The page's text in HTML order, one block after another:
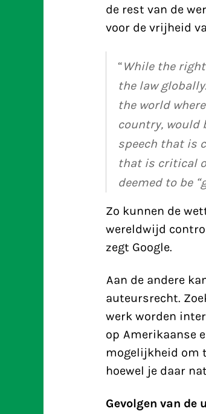
de rest van de
voor de vrijheid
“While the
the law
the world
country, would
speech that is
that is critical
deemed to be
Zo kunnen de
wereldwijd
zegt Google.
Aan de andere
auteursrecht.
werk worden
op Amerikaanse
mogelijkheid om
hoewel je daar
Gevolgen van de